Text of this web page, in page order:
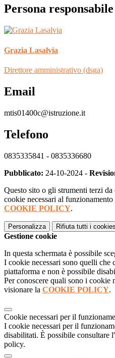
Persona responsabile
Grazia Lasalvia
Direttore amministrativo (dsga)
Email
mtis01400c@istruzione.it
Telefono
0835335841 - 0835336680
Pubblicato: 24-10-2024 -
Questo sito o gli strumenti terzi
cookie necessari al
COOKIE POLICY.
Personalizza Rifiuta tutti i cookies
Gestione cookie
In questa schermata è possibile
I cookie necessari sono quelli che
piattaforma e non è possibile
Per conoscere quali sono i cookie
visionare la COOKIE POLICY.
Cookie necessari per il
I cookie necessari per il
disabilitati. È possibile consultare
policy.